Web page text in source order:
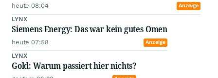
heute 08:04 Anzeige
LYNX
Siemens Energy: Das war kein gutes Omen
heute 07:58 Anzeige
LYNX
Gold: Warum passiert hier nichts?